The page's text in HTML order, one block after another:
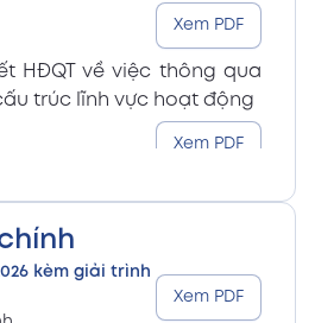
HĐQT về việc thông qua
trúc lĩnh vực hoạt động
Xem PDF
Xem PDF
ty sửa đổi bổ sung (Vn)
kèm giải trình
Xem PDF